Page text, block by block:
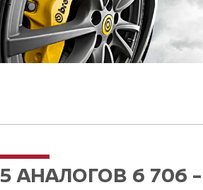
5 АНАЛОГОВ 6 706 -